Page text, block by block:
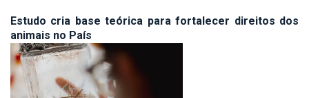
Estudo cria base teórica para fortalecer direitos dos
animais no País